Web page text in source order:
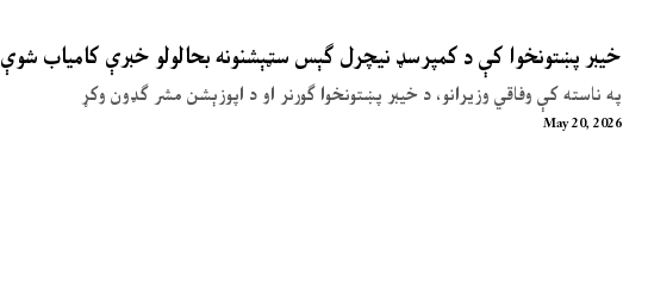
خیبر پښتونخوا کې د کمپرسډ نیچرل ګېس سټېشنونه بحالولو خبرې کامیاب شوې
په ناسته کې وفاقي وزیرانو، د خیبر پښتونخوا ګورنر او د اپوزېشن مشر ګډون وکړ
May 20, 2026